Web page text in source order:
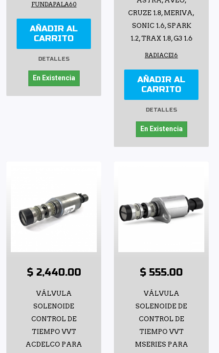
FUNDAPALA60
AÑADIR AL
CARRITO
DETALLES
En Existencia
CRUZE 1.8, MERIVA,
SONIC 1.6, SPARK
1.2, TRAX 1.8, G3 1.6
RADIACEI6
AÑADIR AL
CARRITO
DETALLES
En Existencia
$ 2,440.00
VÁLVULA
SOLENOIDE
CONTROL DE
TIEMPO VVT
ACDELCO PARA
$ 555.00
VÁLVULA
SOLENOIDE DE
CONTROL DE
TIEMPO VVT
MSERIES PARA